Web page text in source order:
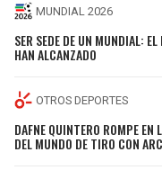
MUNDIAL 2026
SER SEDE DE UN MUNDIAL:
HAN ALCANZADO
OTROS DEPORTES
DAFNE QUINTERO ROMPE EN
DEL MUNDO DE TIRO CON